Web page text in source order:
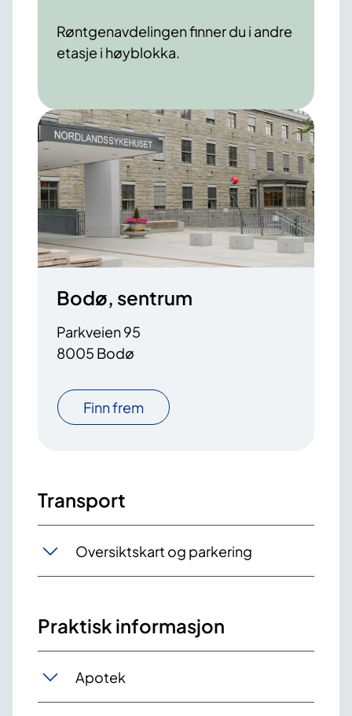
Røntgenavdelingen finner du i andre
etasje i høyblokka.
Bodø, sentrum
Parkveien 95
8005 Bodø
Finn frem
Transport
Oversiktskart og parkering
Praktisk informasjon
Apotek